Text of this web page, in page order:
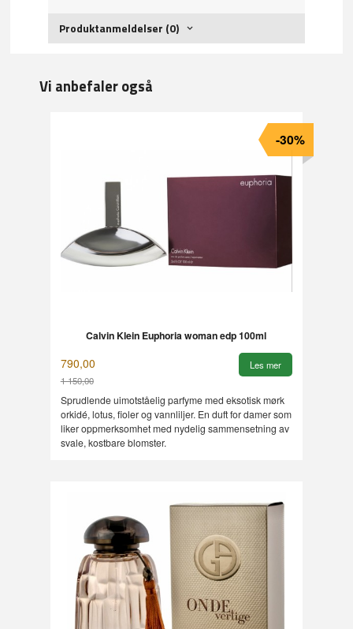
Produktanmeldelser (0)
Vi anbefaler også
Calvin Klein Euphoria woman edp 100ml
790,00
1 150,00
Rabatt
-30%
Les mer
Sprudlende uimotståelig parfyme med eksotisk mørk
orkidé, lotus, fioler og vannliljer. En duft for damer som
liker oppmerksomhet med nydelig sammensetning av
svale, kostbare blomster.